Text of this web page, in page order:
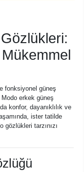
fonksiyonel güneş
erkek güneş
konfor, dayanıklılık ve
ister tatilde
gözlükleri tarzınızı